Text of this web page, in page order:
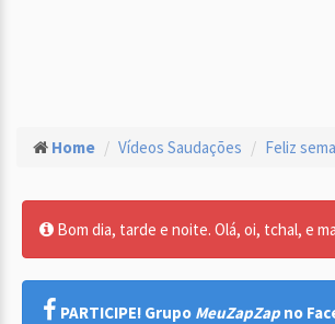
Home Vídeos Saudações Feliz
Bom dia, tarde e noite. Olá, oi, tchal, e
PARTICIPE! Grupo MeuZapZap no